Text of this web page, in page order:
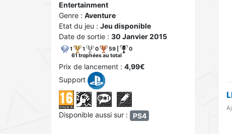
Entertainment
Genre : Aventure
Etat du jeu : Jeu disponible
Date de sortie : 30 Janvier 2015
1 1 0 59 |
0
61 trophées au total
Prix de lancement : 4,99€
Support
Disponible aussi sur : PS4